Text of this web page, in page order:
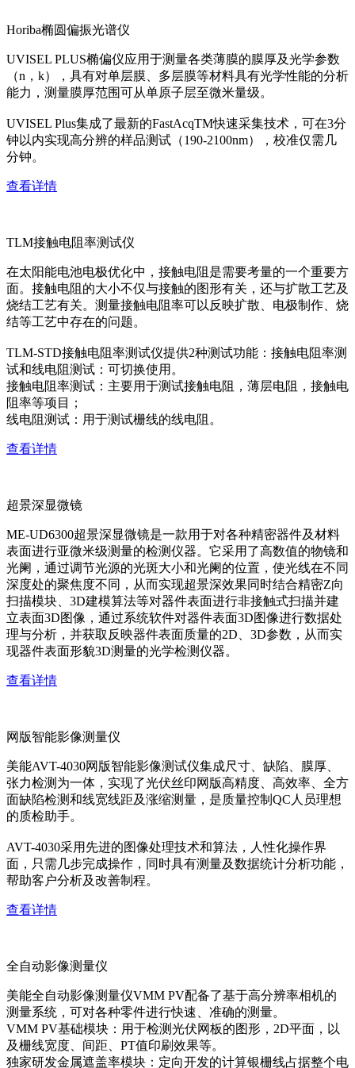
Horiba椭圆偏振光谱仪
UVISEL PLUS椭偏仪应用于测量各类薄膜的膜厚及光学参数
（n，k），具有对单层膜、多层膜等材料具有光学性能的分析
能力，测量膜厚范围可从单原子层至微米量级。
UVISEL Plus集成了最新的FastAcqTM快速采集技术，可在3分
钟以内实现高分辨的样品测试（190-2100nm），校准仅需几
分钟。
查看详情
TLM接触电阻率测试仪
在太阳能电池电极优化中，接触电阻是需要考量的一个重要方
面。接触电阻的大小不仅与接触的图形有关，还与扩散工艺及
烧结工艺有关。测量接触电阻率可以反映扩散、电极制作、烧
结等工艺中存在的问题。
TLM-STD接触电阻率测试仪提供2种测试功能：接触电阻率测
试和线电阻测试：可切换使用。
接触电阻率测试：主要用于测试接触电阻，薄层电阻，接触电
阻率等项目；
线电阻测试：用于测试栅线的线电阻。
查看详情
超景深显微镜
ME-UD6300超景深显微镜是一款用于对各种精密器件及材料
表面进行亚微米级测量的检测仪器。它采用了高数值的物镜和
光阑，通过调节光源的光斑大小和光阑的位置，使光线在不同
深度处的聚焦度不同，从而实现超景深效果同时结合精密Z向
扫描模块、3D建模算法等对器件表面进行非接触式扫描并建
立表面3D图像，通过系统软件对器件表面3D图像进行数据处
理与分析，并获取反映器件表面质量的2D、3D参数，从而实
现器件表面形貌3D测量的光学检测仪器。
查看详情
网版智能影像测量仪
美能AVT-4030网版智能影像测试仪集成尺寸、缺陷、膜厚、
张力检测为一体，实现了光伏丝印网版高精度、高效率、全方
面缺陷检测和线宽线距及涨缩测量，是质量控制QC人员理想
的质检助手。
AVT-4030采用先进的图像处理技术和算法，人性化操作界
面，只需几步完成操作，同时具有测量及数据统计分析功能，
帮助客户分析及改善制程。
查看详情
全自动影像测量仪
美能全自动影像测量仪VMM PV配备了基于高分辨率相机的
测量系统，可对各种零件进行快速、准确的测量。
VMM PV基础模块：用于检测光伏网板的图形，2D平面，以
及栅线宽度、间距、PT值印刷效果等。
独家研发金属遮盖率模块：定向开发的计算银栅线占据整个电